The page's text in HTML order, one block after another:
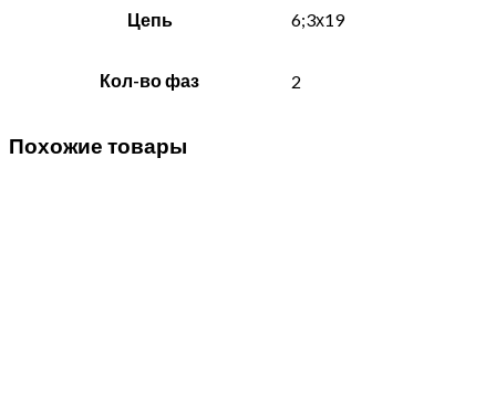
Цепь 6;3х19
Кол-во фаз 2
Похожие товары